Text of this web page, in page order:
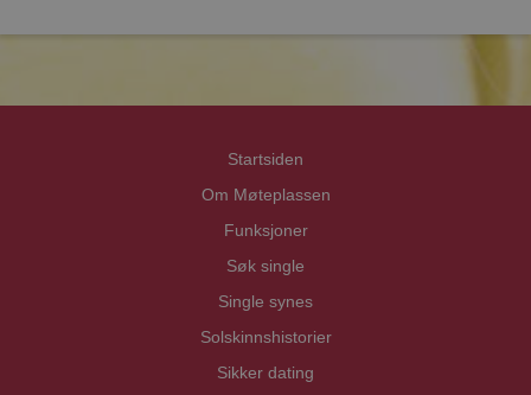
Startsiden
Om Møteplassen
Funksjoner
Søk single
Single synes
Solskinnshistorier
Sikker dating